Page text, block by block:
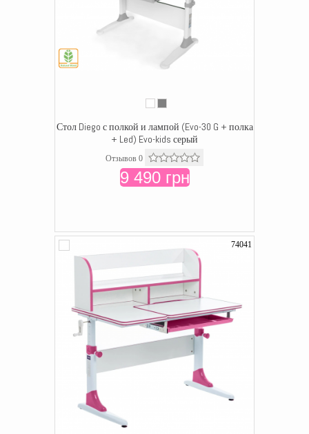
Стол Diego с полкой и лампой (Evo-30 G + полка
+ Led) Evo-kids серый
Отзывов 0
9 490 грн
74041